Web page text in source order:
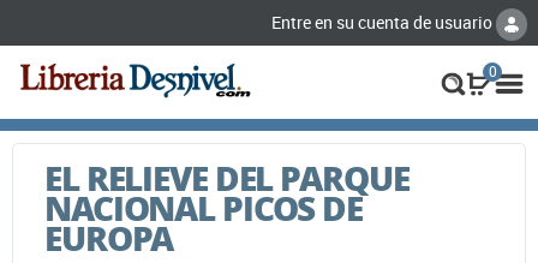
Entre en su cuenta de usuario
0
EL RELIEVE DEL PARQUE
NACIONAL PICOS DE
EUROPA